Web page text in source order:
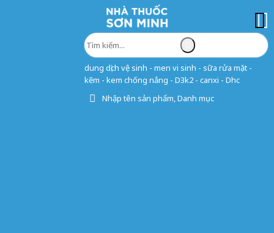
dung dịch vệ sinh - men vi sinh - sữa rửa mặt -
kẽm - kem chống nắng - D3k2 - canxi - Dhc
Nhập tên sản phẩm, Danh mục